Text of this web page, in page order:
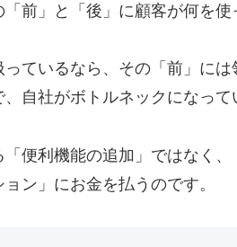
前」と「後」に顧客が何を
ているなら、その「前」に
自社がボトルネックになっ
便利機能の追加」ではなく
ン」にお金を払うのです。